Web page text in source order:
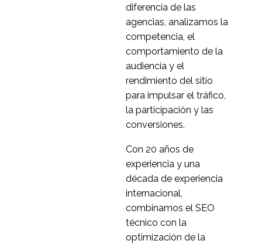
La rentabilidad de la
1
participantes para la
investigación UX
0
Holland & Barrett -
Pruebas de usabilidad
del diseño web
3
correctamente las
plataformas de
investigación en línea
0
26 de mayo de 2021
Investigación de
usuarios en Nueva York
Todas las empresas
quieren introducirse en
1
Qué es la investigación
diferencia de las
agencias, analizamos la
competencia, el
comportamiento de la
audiencia y el
rendimiento del sitio
para impulsar el tráfico,
la participación y las
conversiones.
Con 20 años de
experiencia y una
década de experiencia
internacional,
combinamos el SEO
técnico con la
optimización de la